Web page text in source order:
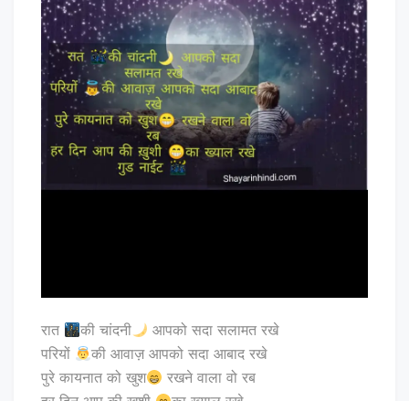
रात की चांदनी
आपको सदा सलामत रखे
परियों
की आवाज़ आपको सदा आबाद रखे
पुरे कायनात को खुश
रखने वाला वो रब